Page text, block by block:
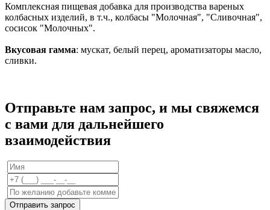
Комплексная пищевая добавка для производства вареных
колбасных изделий, в т.ч., колбасы "Молочная", "Сливочная",
сосисок "Молочных".
Вкусовая гамма: мускат, белый перец, ароматизаторы масло,
сливки.
Отправьте нам запрос, и мы свяжемся
с вами для дальнейшего
взаимодействия
Отправить запрос